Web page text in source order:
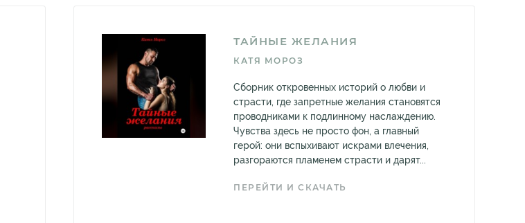
ТАЙНЫЕ ЖЕЛАНИЯ
КАТЯ МОРОЗ
Сборник откровенных историй о любви и
страсти, где запретные желания становятся
проводниками к подлинному наслаждению.
Чувства здесь не просто фон, а главный
герой: они вспыхивают искрами влечения,
разгораются пламенем страсти и дарят...
ПЕРЕЙТИ И СКАЧАТЬ